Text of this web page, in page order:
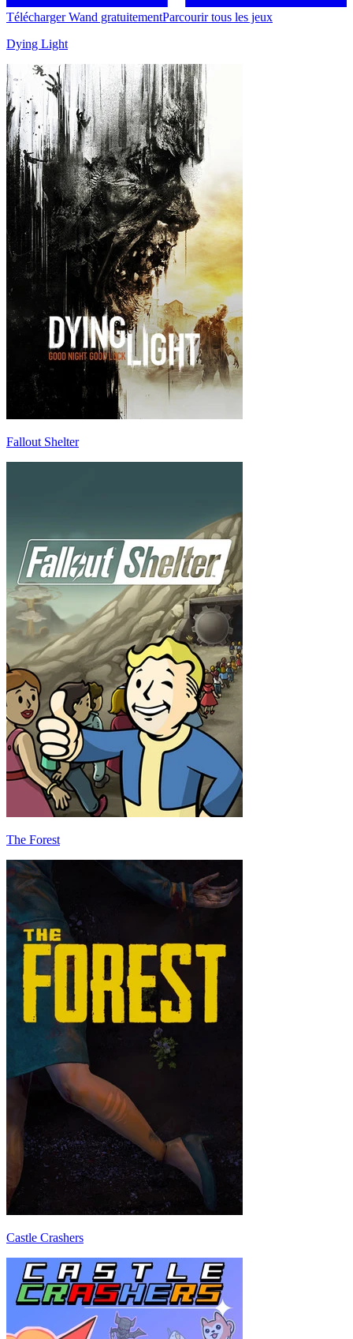
Télécharger Wand gratuitementParcourir tous les jeux
Dying Light
Fallout Shelter
The Forest
Castle Crashers